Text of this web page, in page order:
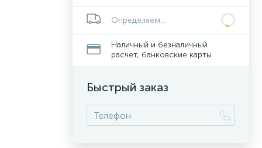
Определяем...
Наличный и безналичный
расчет, банковские карты
Быстрый заказ